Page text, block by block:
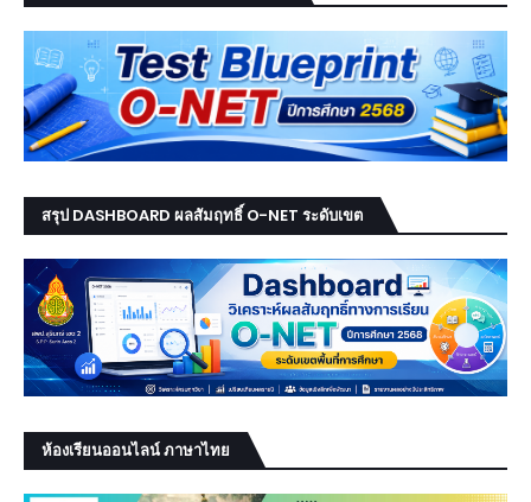
สรุป DASHBOARD ผลสัมฤทธิ์ O-NET ระดับเขต
ห้องเรียนออนไลน์ ภาษาไทย